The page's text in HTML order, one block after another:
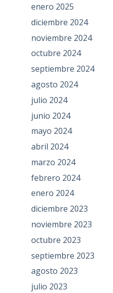
enero 2025
diciembre 2024
noviembre 2024
octubre 2024
septiembre 2024
agosto 2024
julio 2024
junio 2024
mayo 2024
abril 2024
marzo 2024
febrero 2024
enero 2024
diciembre 2023
noviembre 2023
octubre 2023
septiembre 2023
agosto 2023
julio 2023